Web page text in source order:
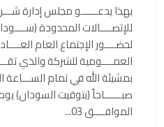
بهذا يدعــــــو مجلس إدارة
للإتصــــالات المحدودة
لحضــــور الإجتماع العام
العمــــومية للشركة والذي
بمشيئة الله في تمام الســـاعة
الموافــــق 03...